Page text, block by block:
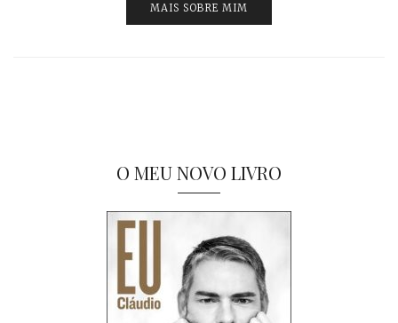
MAIS SOBRE MIM
O MEU NOVO LIVRO